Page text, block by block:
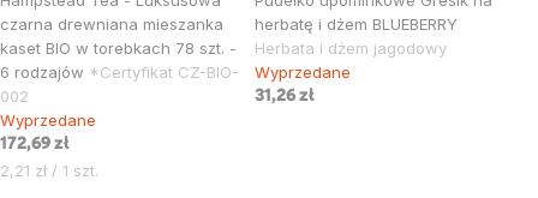
czarna drewniana mieszanka
kaset BIO w torebkach 78 szt. -
6 rodzajów *Certyfikat CZ-BIO-
002
Wyprzedane
172,69 zł
Cena
2,21 zł / 1 szt.
herbatę i dżem BLUEBERRY
Herbata i dżem jagodowy
Wyprzedane
31,26 zł